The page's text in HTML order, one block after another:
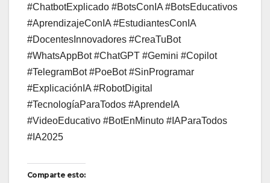
#ChatbotExplicado #BotsConIA #BotsEducativos
#AprendizajeConIA #EstudiantesConIA
#DocentesInnovadores #CreaTuBot
#WhatsAppBot #ChatGPT #Gemini #Copilot
#TelegramBot #PoeBot #SinProgramar
#ExplicaciónIA #RobotDigital
#TecnologíaParaTodos #AprendeIA
#VideoEducativo #BotEnMinuto #IAParaTodos
#IA2025
Comparte esto: